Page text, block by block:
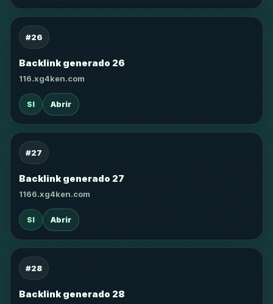
#26
Backlink generado 26
116.xg4ken.com
SI Abrir
#27
Backlink generado 27
1166.xg4ken.com
SI Abrir
#28
Backlink generado 28